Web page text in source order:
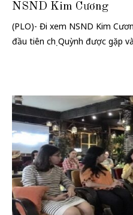
NSND Kim Cương
(PLO)- Đi xem NSND Kim
đầu tiên chị Quỳnh được gặp